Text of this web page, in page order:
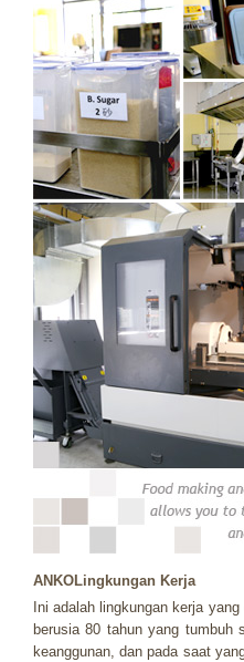
ANKOLingkungan Kerja
Ini adalah lingkungan kerja
berusia 80 tahun yang tumbuh
keanggunan, dan pada saat